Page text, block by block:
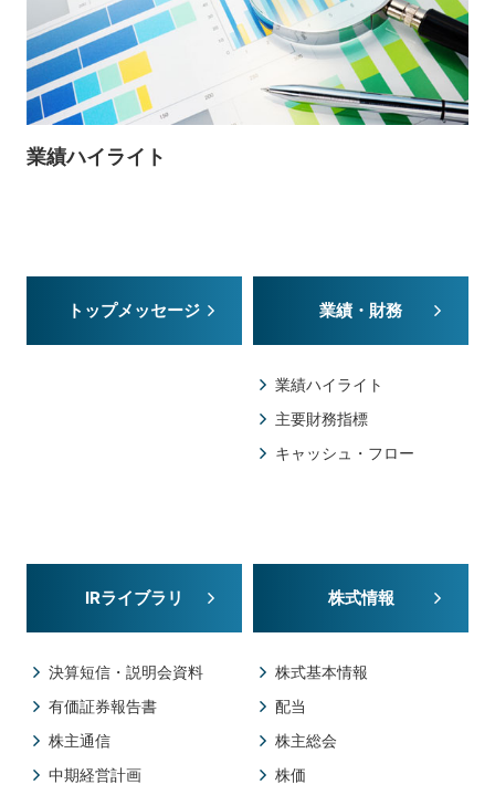
業績ハイライト
トップメッセージ 業績・財務
業績ハイライト
主要財務指標
キャッシュ・フロー
IRライブラリ
決算短信・説明会資料
有価証券報告書
株主通信
中期経営計画
株式情報
株式基本情報
配当
株主総会
株価